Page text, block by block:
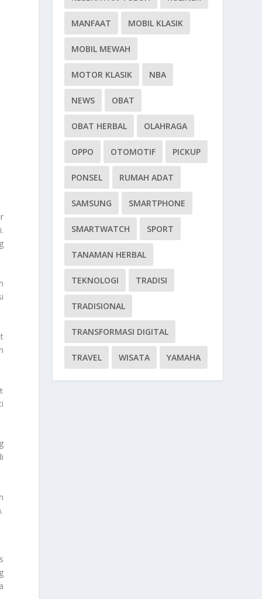
MANFAAT MOBIL KLASIK
MOBIL MEWAH
MOTOR KLASIK NBA
NEWS OBAT
OBAT HERBAL OLAHRAGA
OPPO OTOMOTIF PICKUP
PONSEL RUMAH ADAT
SAMSUNG SMARTPHONE
SMARTWATCH SPORT
TANAMAN HERBAL
TEKNOLOGI TRADISI
TRADISIONAL
TRANSFORMASI DIGITAL
TRAVEL WISATA YAMAHA